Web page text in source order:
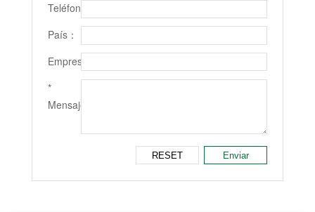
Teléfono：
País：
Empresa：
*
Mensaje：